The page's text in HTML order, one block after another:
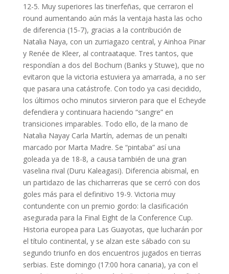
12-5. Muy superiores las tinerfeñas, que cerraron el
round aumentando aún más la ventaja hasta las ocho
de diferencia (15-7), gracias a la contribución de
Natalia Naya, con un zurriagazo central, y Ainhoa Pinar
y Renée de Kleer, al contraataque. Tres tantos, que
respondían a dos del Bochum (Banks y Stuwe), que no
evitaron que la victoria estuviera ya amarrada, a no ser
que pasara una catástrofe. Con todo ya casi decidido,
los últimos ocho minutos sirvieron para que el Echeyde
defendiera y continuara haciendo “sangre” en
transiciones imparables. Todo ello, de la mano de
Natalia Nayay Carla Martín, ademas de un penalti
marcado por Marta Madre. Se “pintaba” así una
goleada ya de 18-8, a causa también de una gran
vaselina rival (Duru Kaleagasi). Diferencia abismal, en
un partidazo de las chicharreras que se cerró con dos
goles más para el definitivo 19-9. Victoria muy
contundente con un premio gordo: la clasificación
asegurada para la Final Eight de la Conference Cup.
Historia europea para Las Guayotas, que lucharán por
el título continental, y se alzan este sábado con su
segundo triunfo en dos encuentros jugados en tierras
serbias. Este domingo (17:00 hora canaria), ya con el